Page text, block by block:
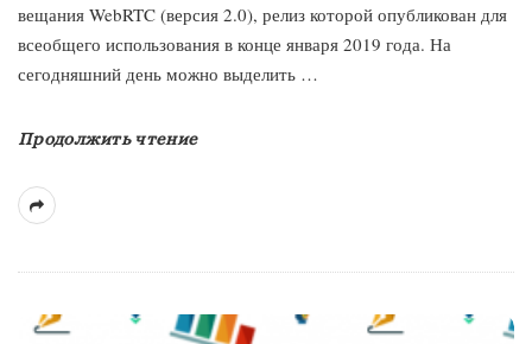
вещания WebRTC (версия 2.0), релиз которой опубликован для
всеобщего использования в конце января 2019 года. На
сегодняшний день можно выделить …
Продолжить чтение